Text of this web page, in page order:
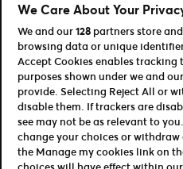
Ticketmaster
Universe
For partnere
Åpen plattform for utviklere
Bli affiliate / partner
Info om API og SDK for
Vilkår for brukPersonvern
Retningslinjer for
We Care About Your
We and our128 partners store
browsing data or unique
Accept Cookies enables
purposes shown under we and
provide. Selecting Reject All or
disable them. If trackers are
see may not be as relevant to
change your choices or
the Manage my cookies link on